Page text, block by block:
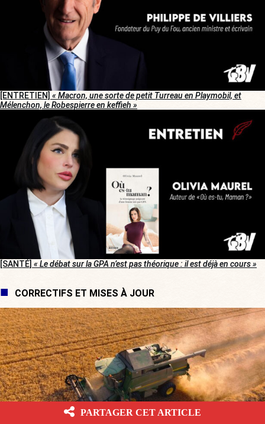
[ENTRETIEN] « Macron, une sorte de petit Turreau en Playmobil, et
Mélenchon, le Robespierre en keffieh »
[SANTÉ] « Le débat sur la GPA n’est pas théorique : il est déjà en cours »
CORRECTIFS ET MISES À JOUR
PARTAGER CET ARTICLE